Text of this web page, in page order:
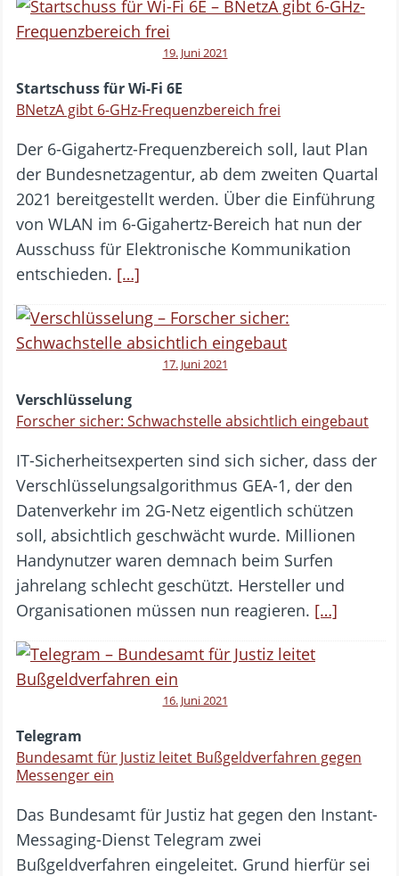
19. Juni 2021
Startschuss für Wi-Fi 6E
BNetzA gibt 6-GHz-Frequenzbereich frei
Der 6-Gigahertz-Frequenzbereich soll, laut Plan
der Bundesnetzagentur, ab dem zweiten Quartal
2021 bereitgestellt werden. Über die Einführung
von WLAN im 6-Gigahertz-Bereich hat nun der
Ausschuss für Elektronische Kommunikation
entschieden. […]
17. Juni 2021
Verschlüsselung
Forscher sicher: Schwachstelle absichtlich eingebaut
IT-Sicherheitsexperten sind sich sicher, dass der
Verschlüsselungsalgorithmus GEA-1, der den
Datenverkehr im 2G-Netz eigentlich schützen
soll, absichtlich geschwächt wurde. Millionen
Handynutzer waren demnach beim Surfen
jahrelang schlecht geschützt. Hersteller und
Organisationen müssen nun reagieren. […]
16. Juni 2021
Telegram
Bundesamt für Justiz leitet Bußgeldverfahren gegen
Messenger ein
Das Bundesamt für Justiz hat gegen den Instant-
Messaging-Dienst Telegram zwei
Bußgeldverfahren eingeleitet. Grund hierfür sei